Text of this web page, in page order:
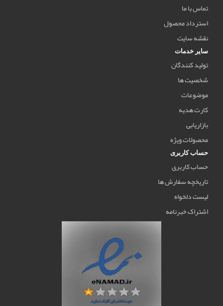
تماس با ما
استرداد محصول
نقشه سایت
سایر خدمات
تولید کنندگان
شخصیت ها
موضوعات
کارت هدیه
بازاریابی
محصولات ویژه
حساب کاربری
حساب کاربری
تاریخچه سفارش ها
لیست دلخواه
اشتراک خبرنامه